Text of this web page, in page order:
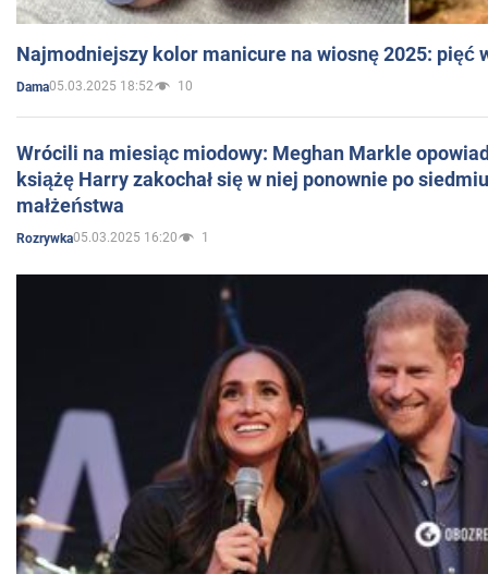
Najmodniejszy kolor manicure na wiosnę 2025: pięć
Dama05.03.2025 18:52 10
Wrócili na miesiąc miodowy: Meghan Markle
książę Harry zakochał się w niej ponownie po
małżeństwa
Rozrywka05.03.2025 16:20 1